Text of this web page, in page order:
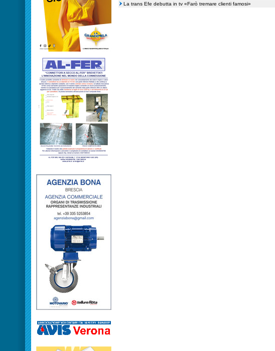
La trans Efe debutta in tv «Farò tremare clienti famosi»